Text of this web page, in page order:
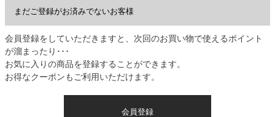
まだご登録がお済みでないお客様
会員登録をしていただきますと、次回のお買い物で使えるポイント
が溜まったり･･･
お気に入りの商品を登録することができます。
お得なクーポンもご利用いただけます。
会員登録